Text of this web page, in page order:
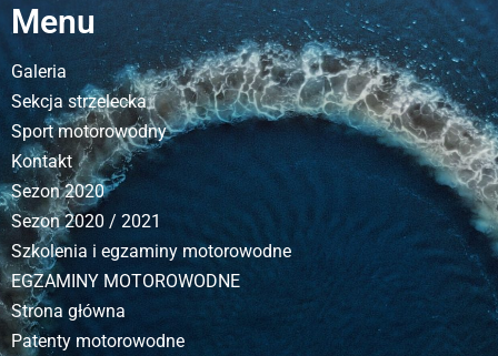
Menu
Galeria
Sekcja strzelecka
Sport motorowodny
Kontakt
Sezon 2020
Sezon 2020 / 2021
Szkolenia i egzaminy motorowodne
EGZAMINY MOTOROWODNE
Strona główna
Patenty motorowodne